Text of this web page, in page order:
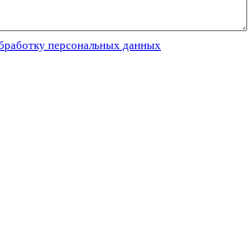
персональных данных